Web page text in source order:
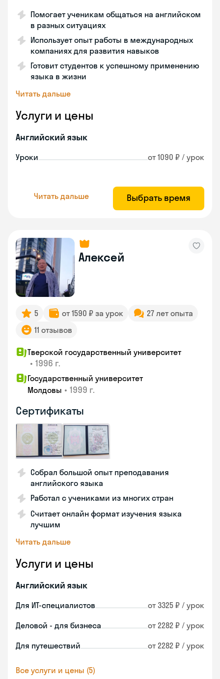
Помогает ученикам общаться на английском
в разных ситуациях
Использует опыт работы в международных
компаниях для развития навыков
Готовит студентов к успешному применению
языка в жизни
Читать дальше
Услуги и цены
Английский язык
Уроки от 1090 ₽ / урок
Читать дальше Выбрать время
Алексей
5 от 1590 ₽ за урок
27 лет опыта
11 отзывов
Тверской государственный университет
• 1996 г.
Государственный университет
Молдовы • 1999 г.
Сертификаты
Собрал большой опыт преподавания
английского языка
Работал с учениками из многих стран
Считает онлайн формат изучения языка
лучшим
Читать дальше
Услуги и цены
Английский язык
Для ИТ-специалистов от 3325 ₽ / урок
Деловой - для бизнеса от 2282 ₽ / урок
Для путешествий от 2282 ₽ / урок
Все услуги и цены (5)